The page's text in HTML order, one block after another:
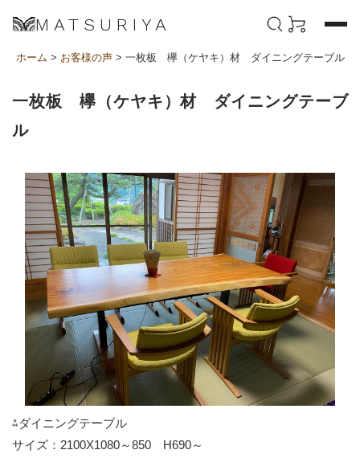
MATSURIYA
ホーム > お客様の声 > 一枚板 欅（ケヤキ）材 ダイニングテーブル
一枚板 欅（ケヤキ）材 ダイニングテーブ
ル
⁂ダイニングテーブル
サイズ：2100X1080～850 H690～